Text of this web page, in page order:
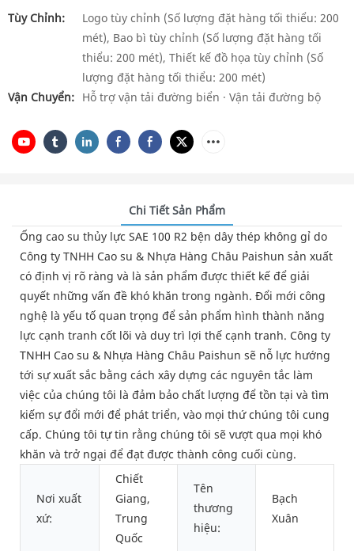
Tùy Chỉnh:
Logo tùy chỉnh (Số lượng đặt hàng tối thiểu: 200
mét), Bao bì tùy chỉnh (Số lượng đặt hàng tối
thiểu: 200 mét), Thiết kế đồ họa tùy chỉnh (Số
lượng đặt hàng tối thiểu: 200 mét)
Vận Chuyển: Hỗ trợ vận tải đường biển · Vận tải đường bộ
Chi Tiết Sản Phẩm
Ống cao su thủy lực SAE 100 R2 bện dây thép không gỉ do
Công ty TNHH Cao su & Nhựa Hàng Châu Paishun sản xuất
có định vị rõ ràng và là sản phẩm được thiết kế để giải
quyết những vấn đề khó khăn trong ngành. Đổi mới công
nghệ là yếu tố quan trọng để sản phẩm hình thành năng
lực cạnh tranh cốt lõi và duy trì lợi thế cạnh tranh. Công ty
TNHH Cao su & Nhựa Hàng Châu Paishun sẽ nỗ lực hướng
tới sự xuất sắc bằng cách xây dựng các nguyên tắc làm
việc của chúng tôi là đảm bảo chất lượng để tồn tại và tìm
kiếm sự đổi mới để phát triển, vào mọi thứ chúng tôi cung
cấp. Chúng tôi tự tin rằng chúng tôi sẽ vượt qua mọi khó
khăn và trở ngại để đạt được thành công cuối cùng.
Nơi xuất
xứ:
Chiết
Giang,
Trung
Quốc
Tên
thương
hiệu:
Bạch
Xuân